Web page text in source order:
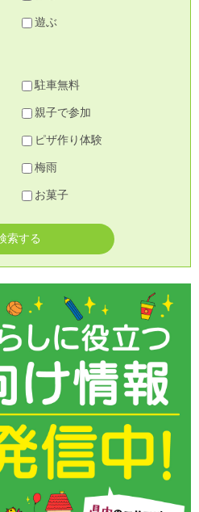
遊ぶ
駐車無料
親子で参加
ピザ作り体験
梅雨
お菓子